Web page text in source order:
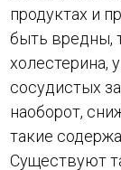
продуктах и
быть вредны,
холестерина,
сосудистых
наоборот,
такие
Существуют